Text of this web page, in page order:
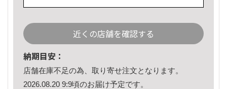
近くの店舗を確認する
納期目安：
店舗在庫不足の為、取り寄せ注文となります。
2026.08.20 9:9頃のお届け予定です。